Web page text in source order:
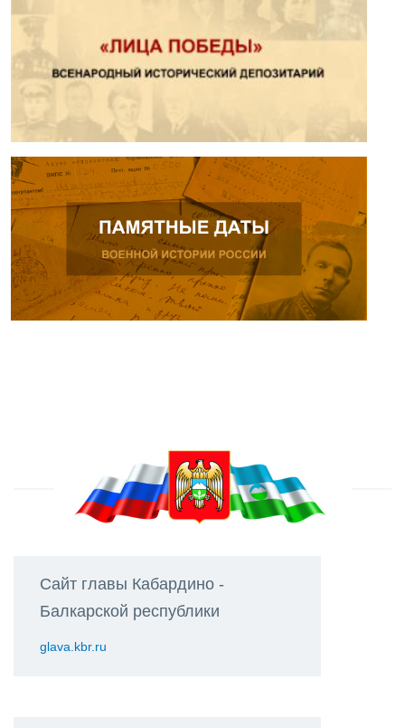
Сайт главы Кабардино -
Балкарской республики
glava.kbr.ru